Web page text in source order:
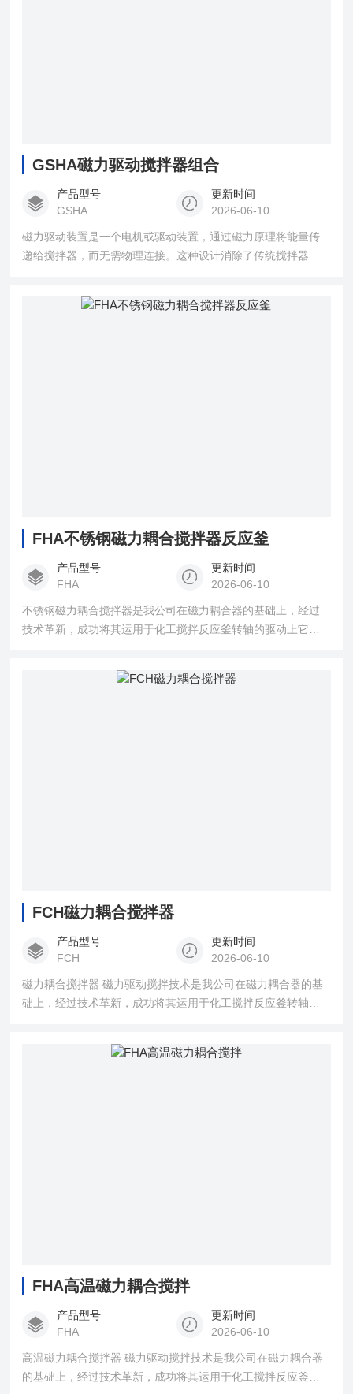
GSHA磁力驱动搅拌器组合
产品型号
GSHA
更新时间
2026-06-10
磁力驱动装置是一个电机或驱动装置，通过磁力原理将能量传
递给搅拌器，而无需物理连接。这种设计消除了传统搅拌器中
FHA不锈钢磁力耦合搅拌器反应釜
产品型号
FHA
更新时间
2026-06-10
不锈钢磁力耦合搅拌器是我公司在磁力耦合器的基础上，经过
技术革新，成功将其运用于化工搅拌反应釜转轴的驱动上它以
度、高转数下进行的各种易燃、易爆以及有毒介质的化学反
FCH磁力耦合搅拌器
产品型号
FCH
更新时间
2026-06-10
磁力耦合搅拌器 磁力驱动搅拌技术是我公司在磁力耦合器的基
础上，经过技术革新，成功将其运用于化工搅拌反应釜转轴的
压、高真空度、高转数下进行的各种易燃、易爆以及有毒介质
FHA高温磁力耦合搅拌
产品型号
FHA
更新时间
2026-06-10
高温磁力耦合搅拌器 磁力驱动搅拌技术是我公司在磁力耦合器
的基础上，经过技术革新，成功将其运用于化工搅拌反应釜转